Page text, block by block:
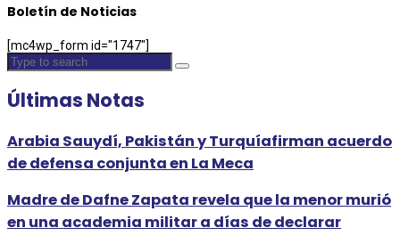
Boletín de Noticias
[mc4wp_form id="1747"]
Últimas Notas
Arabia Sauydí, Pakistán y Turquíafirman acuerdo
de defensa conjunta en La Meca
Madre de Dafne Zapata revela que la menor murió
en una academia militar a días de declarar